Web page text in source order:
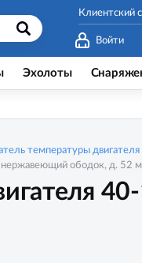
Войти
Клиентский
Эхолоты
температуры
нержавеющий ободок, д. 52